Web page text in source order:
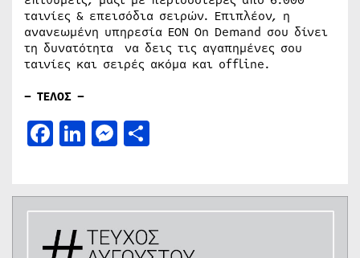
ταινίες & επεισόδια σειρών. Επιπλέον, η
ανανεωμένη υπηρεσία ΕΟΝ On Demand σου δίνει
τη δυνατότητα να δεις τις αγαπημένες σου
ταινίες και σειρές ακόμα και offline.
– ΤΕΛΟΣ –
Facebook
LinkedIn
Messenger